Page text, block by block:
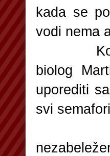
kada se
vodi nema
biolog
uporediti
svi
Ne